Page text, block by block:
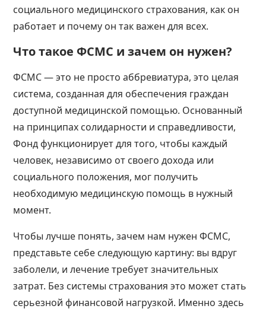
социального медицинского страхования, как он
работает и почему он так важен для всех.
Что такое ФСМС и зачем он нужен?
ФСМС — это не просто аббревиатура, это целая
система, созданная для обеспечения граждан
доступной медицинской помощью. Основанный
на принципах солидарности и справедливости,
Фонд функционирует для того, чтобы каждый
человек, независимо от своего дохода или
социального положения, мог получить
необходимую медицинскую помощь в нужный
момент.
Чтобы лучше понять, зачем нам нужен ФСМС,
представьте себе следующую картину: вы вдруг
заболели, и лечение требует значительных
затрат. Без системы страхования это может стать
серьезной финансовой нагрузкой. Именно здесь